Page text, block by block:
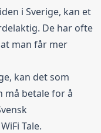
i Sverige, kan et
De har ofte
man får mer
kan det som
må betale for å
WiFi Tale.